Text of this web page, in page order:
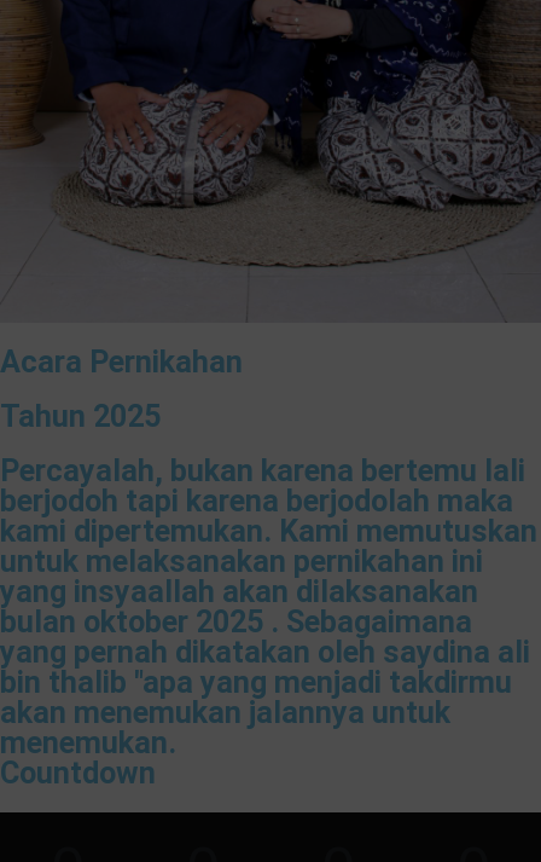
Acara Pernikahan
Tahun 2025
Percayalah, bukan karena bertemu lali
berjodoh tapi karena berjodolah maka
kami dipertemukan. Kami memutuskan
untuk melaksanakan pernikahan ini
yang insyaallah akan dilaksanakan
bulan oktober 2025 . Sebagaimana
yang pernah dikatakan oleh saydina ali
bin thalib "apa yang menjadi takdirmu
akan menemukan jalannya untuk
menemukan.
Countdown